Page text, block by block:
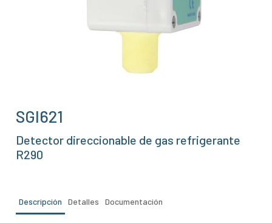
SGI621
Detector direccionable de gas refrigerante
R290
Descripción Detalles Documentación